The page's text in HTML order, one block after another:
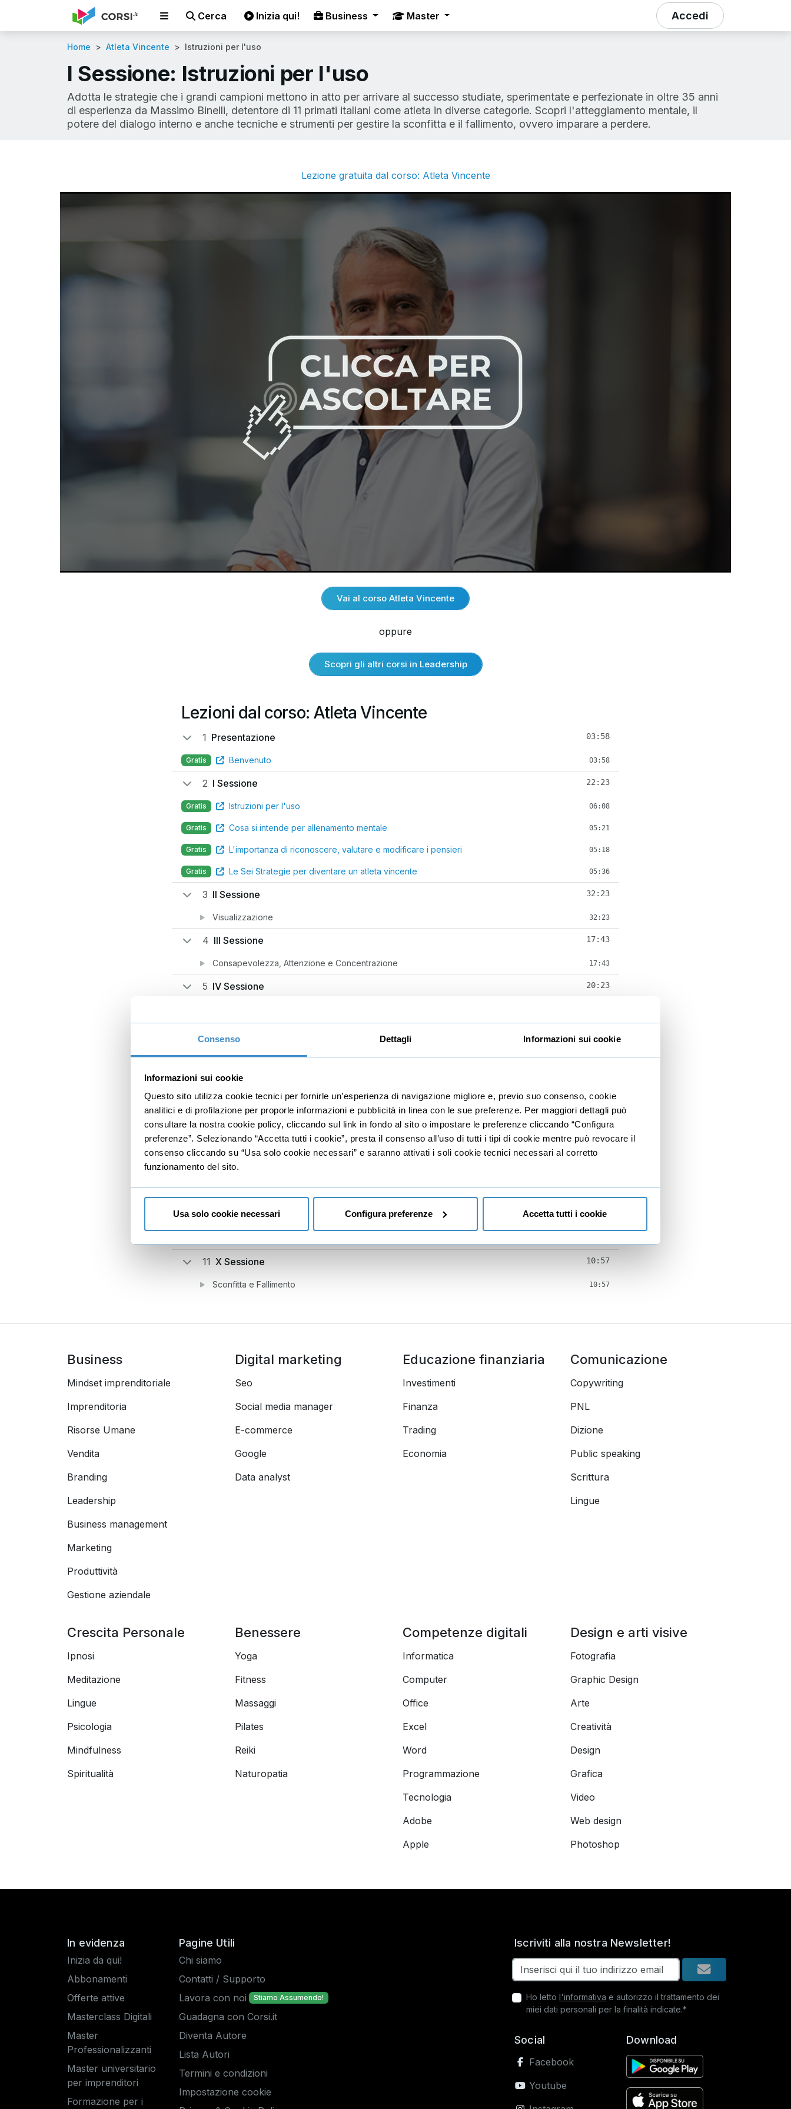
Consenso Dettagli Informazioni sui cookie
Informazioni sui cookie
Questo sito utilizza cookie tecnici per fornirle un’esperienza di navigazione migliore e, previo suo consenso, cookie
analitici e di profilazione per proporle informazioni e pubblicità in linea con le sue preferenze. Per maggiori dettagli può
consultare la nostra cookie policy, cliccando sul link in fondo al sito o impostare le preferenze cliccando “Configura
preferenze”. Selezionando “Accetta tutti i cookie”, presta il consenso all’uso di tutti i tipi di cookie mentre può revocare il
consenso cliccando su “Usa solo cookie necessari” e saranno attivati i soli cookie tecnici necessari al corretto
funzionamento del sito.
Usa solo cookie necessari Configura preferenze Accetta tutti i cookie
Cerca Inizia qui! Business Master Accedi
Home Atleta Vincente Istruzioni per l'uso
I Sessione: Istruzioni per l'uso
Adotta le strategie che i grandi campioni mettono in atto per arrivare al successo studiate, sperimentate e perfezionate in oltre 35 anni
di esperienza da Massimo Binelli, detentore di 11 primati italiani come atleta in diverse categorie. Scopri l'atteggiamento mentale, il
potere del dialogo interno e anche tecniche e strumenti per gestire la sconfitta e il fallimento, ovvero imparare a perdere.
Lezione gratuita dal corso: Atleta Vincente
Vai al corso Atleta Vincente
oppure
Scopri gli altri corsi in Leadership
Lezioni dal corso: Atleta Vincente
1 Presentazione 03:58
Gratis Benvenuto 03:58
2 I Sessione 22:23
Gratis Istruzioni per l'uso 06:08
Gratis Cosa si intende per allenamento mentale 05:21
Gratis L'importanza di riconoscere, valutare e modificare i pensieri 05:18
Gratis Le Sei Strategie per diventare un atleta vincente 05:36
3 II Sessione 32:23
Visualizzazione 32:23
4 III Sessione 17:43
Consapevolezza, Attenzione e Concentrazione 17:43
5 IV Sessione 20:23
Rabbia, Aggressività, Ansia, Eccitazione e Dolore
7 VI Sessione
Motivazione e Autostima 14:42
8 VII Sessione 13:56
9 VIII Sessione
10 IX Sessione 10:06
11 X Sessione 10:57
Sconfitta e Fallimento 10:57
Business
Mindset imprenditoriale
Imprenditoria
Risorse Umane
Vendita
Branding
Leadership
Business management
Marketing
Produttività
Gestione aziendale
Digital marketing
Seo
Social media manager
E-commerce
Google
Data analyst
Educazione finanziaria
Investimenti
Finanza
Trading
Economia
Comunicazione
Copywriting
PNL
Dizione
Public speaking
Scrittura
Lingue
Crescita Personale
Ipnosi
Meditazione
Lingue
Psicologia
Mindfulness
Spiritualità
Benessere
Yoga
Fitness
Massaggi
Pilates
Reiki
Naturopatia
Competenze digitali
Informatica
Computer
Office
Excel
Word
Programmazione
Tecnologia
Adobe
Apple
Design e arti visive
Fotografia
Graphic Design
Arte
Creatività
Design
Grafica
Video
Web design
Photoshop
In evidenza
Inizia da qui!
Abbonamenti
Offerte attive
Masterclass Digitali
Master
Professionalizzanti
Master universitario
per imprenditori
Formazione per i
Pagine Utili
Chi siamo
Contatti / Supporto
Lavora con noi
Stiamo Assumendo!
Guadagna con Corsi.it
Diventa Autore
Lista Autori
Termini e condizioni
Impostazione cookie
Iscriviti alla nostra Newsletter!
Ho letto l'informativa e autorizzo il trattamento dei
miei dati personali per la finalità indicate.*
Social
Facebook
Youtube
Download